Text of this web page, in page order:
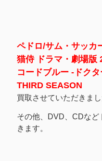
ペドロ/サム・サッカ
猫侍 ドラマ・劇場版
コードブルー -ドク
THIRD SEASON
買取させていただきまし
その他、DVD、CDなど
きます。